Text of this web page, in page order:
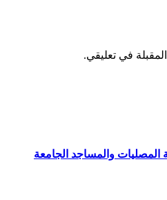
في تعليقي.